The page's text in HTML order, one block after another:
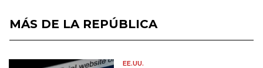
MÁS DE LA REPÚBLICA
EE.UU.